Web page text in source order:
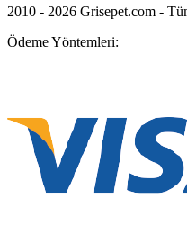
2010 - 2026 Grisepet.com -
Ödeme Yöntemleri: